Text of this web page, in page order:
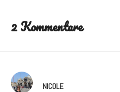
2 Kommentare
NICOLE